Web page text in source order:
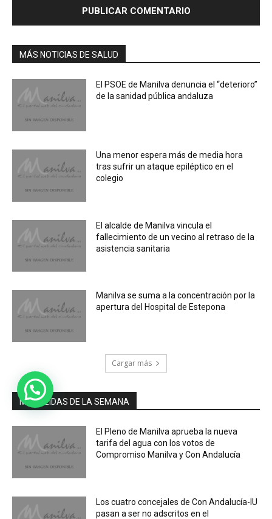
MÁS NOTICIAS DE SALUD
El PSOE de Manilva denuncia el “deterioro”
de la sanidad pública andaluza
Una menor espera más de media hora
tras sufrir un ataque epiléptico en el
colegio
El alcalde de Manilva vincula el
fallecimiento de un vecino al retraso de la
asistencia sanitaria
Manilva se suma a la concentración por la
apertura del Hospital de Estepona
Cargar más
MÁS LEIDAS DE LA SEMANA
El Pleno de Manilva aprueba la nueva
tarifa del agua con los votos de
Compromiso Manilva y Con Andalucía
Los cuatro concejales de Con Andalucía-IU
pasan a ser no adscritos en el